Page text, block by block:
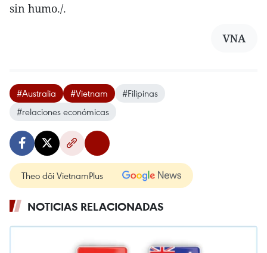
sin humo./.
VNA
#Australia #Vietnam
#Filipinas
#relaciones económicas
Theo dõi VietnamPlus
NOTICIAS RELACIONADAS